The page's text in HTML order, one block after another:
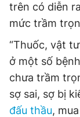
trên có diễn
mức trầm
“Thuốc, vật
ở một số
chưa trầm
sợ sai, sợ bị
đấu thầu,